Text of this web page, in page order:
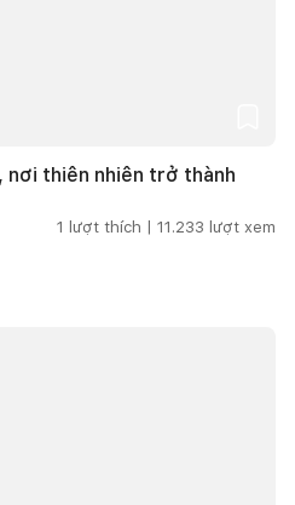
nơi thiên nhiên trở thành
1 lượt thích | 11.233 lượt xem